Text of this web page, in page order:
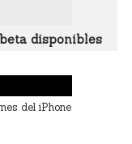
disponibles
del iPhone